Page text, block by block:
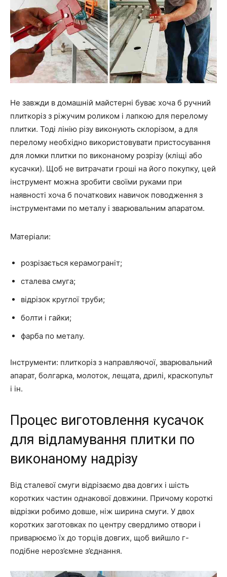
Не завжди в домашній майстерні буває хоча б ручний
плиткоріз з ріжучим роликом і лапкою для перелому
плитки. Тоді лінію різу виконують склорізом, а для
перелому необхідно використовувати пристосування
для ломки плитки по виконаному розрізу (кліщі або
кусачки). Щоб не витрачати гроші на його покупку, цей
інструмент можна зробити своїми руками при
наявності хоча б початкових навичок поводження з
інструментами по металу і зварювальним апаратом.
Матеріали:
розрізається керамограніт;
сталева смуга;
відрізок круглої труби;
болти і гайки;
фарба по металу.
Інструменти: плиткоріз з направляючої, зварювальний
апарат, болгарка, молоток, лещата, дрилі, краскопульт
і ін.
Процес виготовлення кусачок
для відламування плитки по
виконаному надрізу
Від сталевої смуги відрізаємо два довгих і шість
коротких частин однакової довжини. Причому короткі
відрізки робимо довше, ніж ширина смуги. У двох
коротких заготовках по центру свердлимо отвори і
приварюємо їх до торців довгих, щоб вийшло г-
подібне нероз’ємне з’єднання.